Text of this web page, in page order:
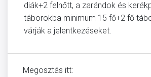
diák+2 felnőtt, a zarándok és
táborokba minimum 15 fő+2 fő
várják a jelentkezéseket.
Megosztás itt: